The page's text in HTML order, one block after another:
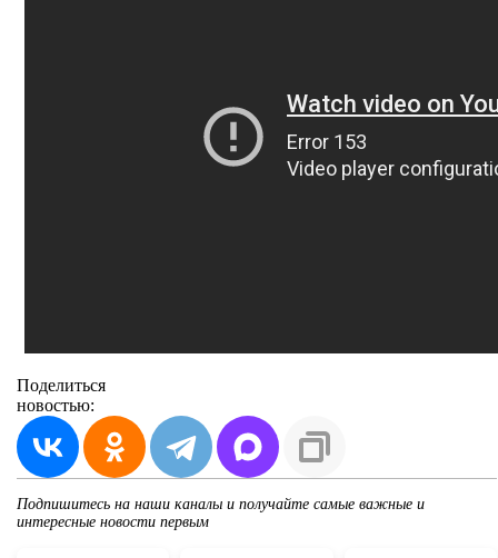
Поделиться
новостью:
Подпишитесь на наши каналы и получайте самые важные и
интересные новости первым